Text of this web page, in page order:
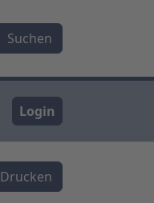
Login
Drucken